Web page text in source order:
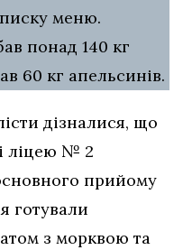
меню.
понад 140 кг
60 кг апельсинів.
дізналися, що
ліцею № 2
прийому
готували
з морквою та